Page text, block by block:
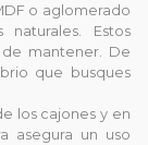
o aglomerado
Estos
mantener. De
que busques
los cajones y en
asegura un uso